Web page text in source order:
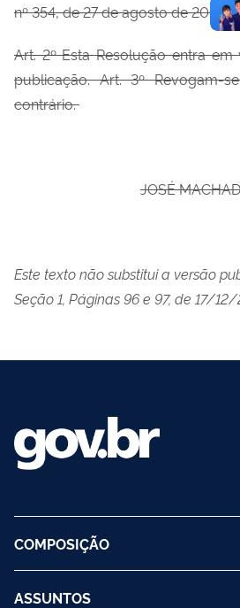
nº 354, de 27 de agosto de 2007.
Art. 2º Esta Resolução entra
publicação. Art. 3º Revogam-
contrário.
JOSÉ
Este texto não substitui a versão
Seção 1, Páginas 96 e 97, de 17/
COMPOSIÇÃO
ASSUNTOS